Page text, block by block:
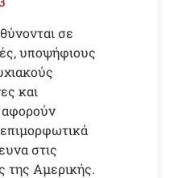
σε
υποψήφιους
και
αφορούν
στις
της Αμερικής.